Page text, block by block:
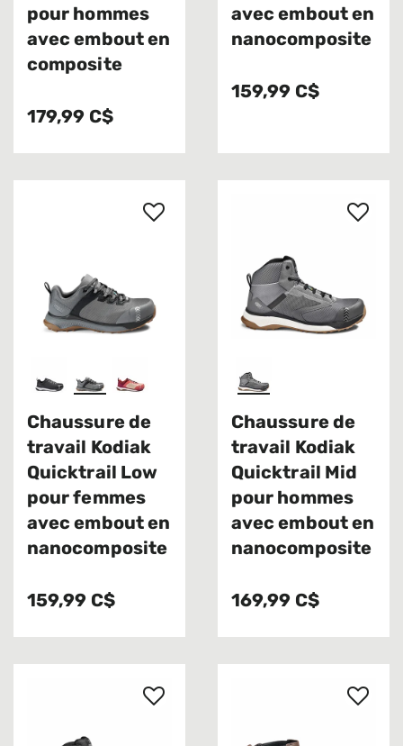
pour hommes
avec embout en
composite
179,99 C$
avec embout en
nanocomposite
159,99 C$
Chaussure de
travail Kodiak
Quicktrail Low
pour femmes
avec embout en
nanocomposite
159,99 C$
Chaussure de
travail Kodiak
Quicktrail Mid
pour hommes
avec embout en
nanocomposite
169,99 C$